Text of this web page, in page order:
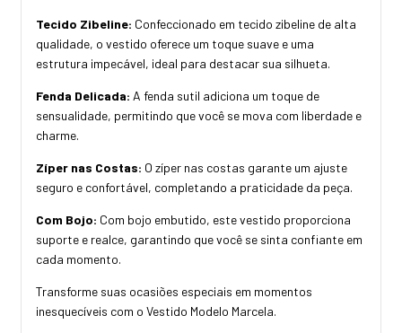
Tecido Zibeline: Confeccionado em tecido zibeline de alta
qualidade, o vestido oferece um toque suave e uma
estrutura impecável, ideal para destacar sua silhueta.
Fenda Delicada: A fenda sutil adiciona um toque de
sensualidade, permitindo que você se mova com liberdade e
charme.
Zíper nas Costas: O zíper nas costas garante um ajuste
seguro e confortável, completando a praticidade da peça.
Com Bojo: Com bojo embutido, este vestido proporciona
suporte e realce, garantindo que você se sinta confiante em
cada momento.
Transforme suas ocasiões especiais em momentos
inesquecíveis com o Vestido Modelo Marcela.